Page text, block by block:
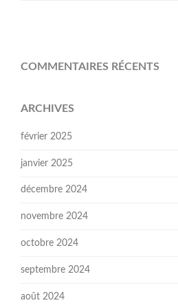
COMMENTAIRES RÉCENTS
ARCHIVES
février 2025
janvier 2025
décembre 2024
novembre 2024
octobre 2024
septembre 2024
août 2024